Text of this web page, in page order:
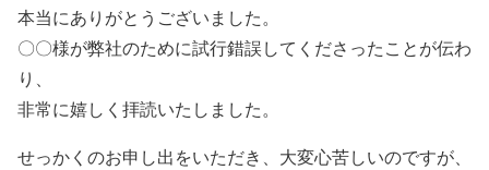
本当にありがとうございました。
〇〇様が弊社のために試行錯誤してくださったことが伝わ
り、
非常に嬉しく拝読いたしました。
せっかくのお申し出をいただき、大変心苦しいのですが、